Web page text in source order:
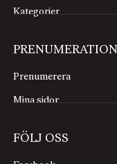
Kategorier
PRENUMERATION
Prenumerera
Mina sidor
FÖLJ OSS